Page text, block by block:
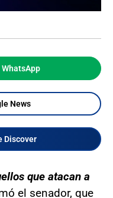
News
Discover
que atacan a
el senador, que